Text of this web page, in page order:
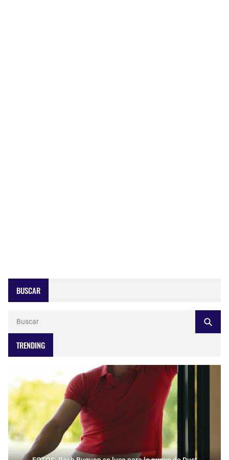
BUSCAR
TRENDING